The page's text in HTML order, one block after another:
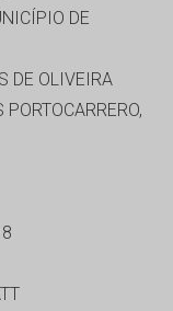
DE
DE OLIVEIRA